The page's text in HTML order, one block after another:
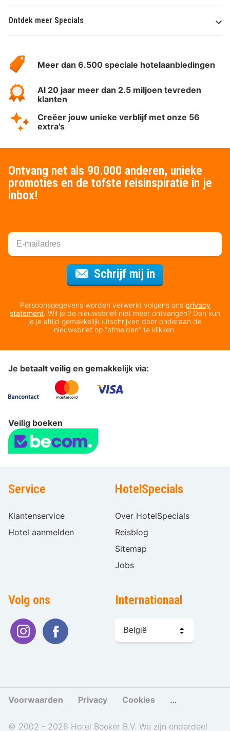
Ontdek meer Specials
HotelSpecials
Meer dan 6.500 speciale hotelaanbiedingen
Al 20 jaar meer dan 2.5 miljoen tevreden
klanten
Creëer jouw unieke verblijf met onze 56
extra's
Ontvang net als 90.000 anderen, unieke
promoties en de tofste reisinspiratie in je
inbox!
Schrijf mij in
Persoonsgegevens worden verwerkt volgens ons privacy
statement. Wil je de nieuwsbrief niet meer ontvangen? Dan kun
je je altijd gemakkelijk uitschrijven door onderaan de
nieuwsbrief op “afmelden” te klikken.
Je betaalt veilig en gemakkelijk via:
Veilig boeken
Service
Klantenservice
Hotel aanmelden
HotelSpecials
Over HotelSpecials
Reisblog
Sitemap
Jobs
Volg ons Internationaal
kiezen
Voorwaarden Privacy Cookies Cookies
© 2002 - 2026 Hotel Booker B.V. We zijn onderdeel